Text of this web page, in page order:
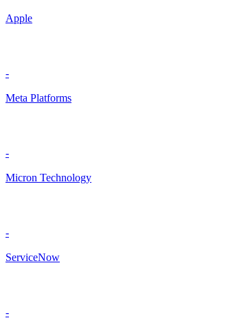
Apple
-
Meta Platforms
-
Micron Technology
-
ServiceNow
-